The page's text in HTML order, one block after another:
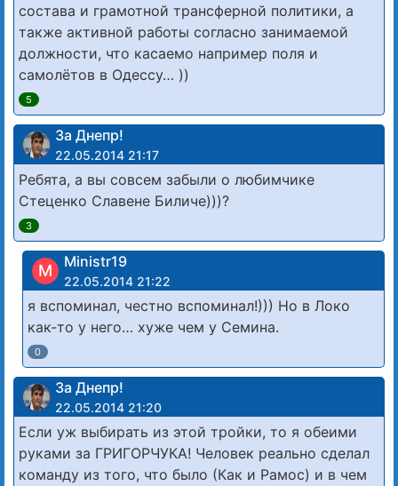
состава и грамотной трансферной политики, а
также активной работы согласно занимаемой
должности, что касаемо например поля и
самолётов в Одессу… ))
5
За Днепр!
22.05.2014 21:17
Ребята, а вы совсем забыли о любимчике
Стеценко Славене Биличе)))?
3
M Ministr19
22.05.2014 21:22
я вспоминал, честно вспоминал!))) Но в Локо
как-то у него… хуже чем у Семина.
0
За Днепр!
22.05.2014 21:20
Если уж выбирать из этой тройки, то я обеими
руками за ГРИГОРЧУКА! Человек реально сделал
команду из того, что было (Как и Рамос) и в чем